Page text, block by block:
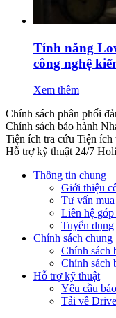
Tính năng
công nghệ
Xem thêm
Chính sách phân phối
Chính sách bảo hành
Tiện ích tra cứu Tiện ích
Hỗ trợ kỹ thuật 24/7
Thông tin chung
Giới thiệu
Tư vấn
Liên hệ
Tuyển dụng
Chính sách chung
Chính sách
Chính sách
Hỗ trợ kỹ thuật
Yêu cầu
Tải về